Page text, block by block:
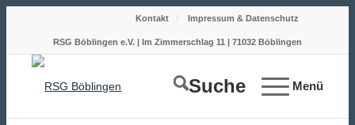
Kontakt Impressum & Datenschutz
RSG Böblingen e.V. | Im Zimmerschlag 11 | 71032 Böblingen
Suche Menü